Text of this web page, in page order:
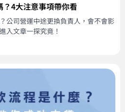
4大注意事項帶你看
公司營運中途更換負責人，會不會影
入文章一探究竟！